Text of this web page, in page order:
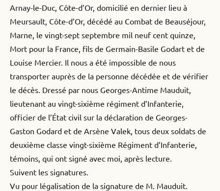
Arnay-le-Duc, Côte-d’Or, domicilié en dernier lieu à
Meursault, Côte-d’Or, décédé au Combat de Beauséjour,
Marne, le vingt-sept septembre mil neuf cent quinze,
Mort pour la France, fils de Germain-Basile Godart et de
Louise Mercier. Il nous a été impossible de nous
transporter auprès de la personne décédée et de vérifier
le décès. Dressé par nous Georges-Antime Mauduit,
lieutenant au vingt-sixième régiment d’Infanterie,
officier de l’État civil sur la déclaration de Georges-
Gaston Godard et de Arsène Valek, tous deux soldats de
deuxième classe vingt-sixième Régiment d’Infanterie,
témoins, qui ont signé avec moi, après lecture.
Suivent les signatures.
Vu pour légalisation de la signature de M. Mauduit.